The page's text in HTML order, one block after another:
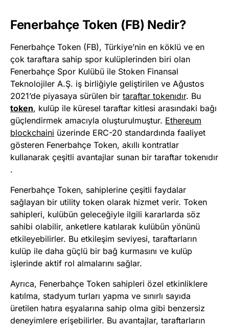
Fenerbahçe Token (FB) Nedir?
Fenerbahçe Token (FB), Türkiye’nin en köklü ve en
çok taraftara sahip spor kulüplerinden biri olan
Fenerbahçe Spor Kulübü ile Stoken Finansal
Teknolojiler A.Ş. iş birliğiyle geliştirilen ve Ağustos
2021’de piyasaya sürülen bir taraftar tokenıdır. Bu
token, kulüp ile küresel taraftar kitlesi arasındaki bağı
güçlendirmek amacıyla oluşturulmuştur. Ethereum
blockchaini üzerinde ERC-20 standardında faaliyet
gösteren Fenerbahçe Token, akıllı kontratlar
kullanarak çeşitli avantajlar sunan bir taraftar tokenıdır​
.
Fenerbahçe Token, sahiplerine çeşitli faydalar
sağlayan bir utility token olarak hizmet verir. Token
sahipleri, kulübün geleceğiyle ilgili kararlarda söz
sahibi olabilir, anketlere katılarak kulübün yönünü
etkileyebilirler. Bu etkileşim seviyesi, taraftarların
kulüp ile daha güçlü bir bağ kurmasını ve kulüp
işlerinde aktif rol almalarını sağlar​​.
Ayrıca, Fenerbahçe Token sahipleri özel etkinliklere
katılma, stadyum turları yapma ve sınırlı sayıda
üretilen hatıra eşyalarına sahip olma gibi benzersiz
deneyimlere erişebilirler. Bu avantajlar, taraftarların